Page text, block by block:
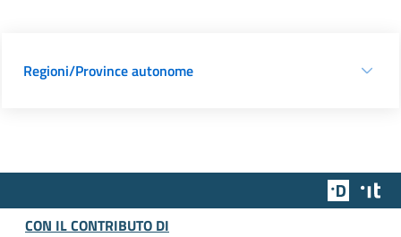
Regioni/Province autonome
Team
CON IL CONTRIBUTO DI